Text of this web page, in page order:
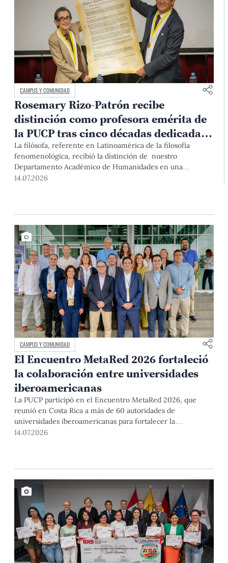
CAMPUS Y COMUNIDAD
Rosemary Rizo-Patrón recibe
distinción como profesora emérita de
la PUCP tras cinco décadas dedicadas
a la fenomenología
La filósofa, referente en Latinoamérica de la filosofía
fenomenológica, recibió la distinción de nuestro
Departamento Académico de Humanidades en una
ceremonia marcada por testimonios de colegas, exalumnos
14.07.2026
CAMPUS Y COMUNIDAD
El Encuentro MetaRed 2026 fortaleció
la colaboración entre universidades
iberoamericanas
La PUCP participó en el Encuentro MetaRed 2026, que
reunió en Costa Rica a más de 60 autoridades de
universidades iberoamericanas para fortalecer la
colaboración en transformación digital, emprendimiento y
14.07.2026